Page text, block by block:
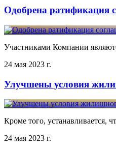
Одобрена ратификация
Участниками Компании
24 мая 2023 г.
Улучшены условия
Кроме того, устанавливается,
24 мая 2023 г.